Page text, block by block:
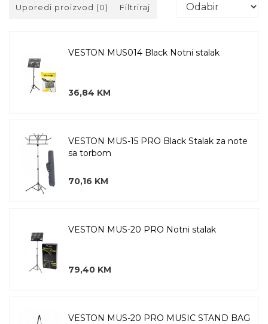
Uporedi proizvod (0) Filtriraj
VESTON MUS014 Black Notni stalak
36,84 KM
VESTON MUS-15 PRO Black Stalak za note
sa torbom
70,16 KM
VESTON MUS-20 PRO Notni stalak
79,40 KM
VESTON MUS-20 PRO MUSIC STAND BAG